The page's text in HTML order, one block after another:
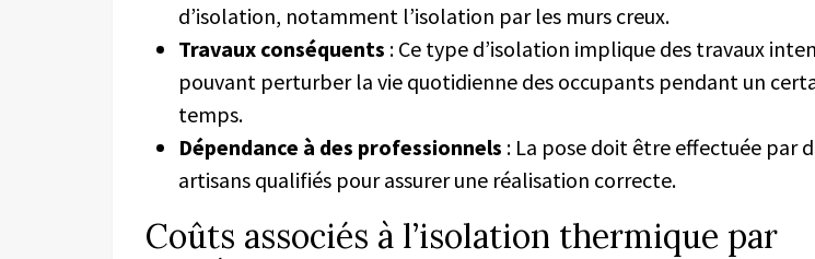
d’isolation, notamment l’isolation par les murs creux.
Travaux conséquents : Ce type d’isolation implique des travaux
pouvant perturber la vie quotidienne des occupants pendant un
temps.
Dépendance à des professionnels : La pose doit être effectuée par
artisans qualifiés pour assurer une réalisation correcte.
Coûts associés à l’isolation thermique par